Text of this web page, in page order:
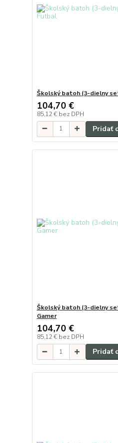
Školský batoh (3-dielny
104,70 €
85,12 € bez DPH
Pridať
Školský batoh (3-dielny
Gamer
104,70 €
85,12 € bez DPH
Pridať